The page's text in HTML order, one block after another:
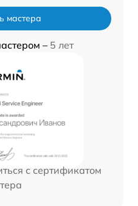
мастера
– 5 лет
с сертификатом